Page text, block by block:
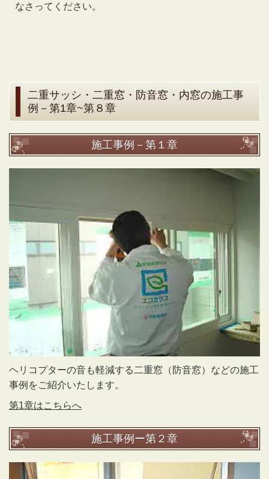
なさってください。
二重サッシ・二重窓・防音窓・内窓の施工事
例－第1章~第８章
施工事例－第１章
ヘリコプターの音も軽減する二重窓（防音窓）などの施工
事例をご紹介いたします。
第1章はこちらへ
施工事例ー第２章